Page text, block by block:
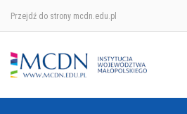
Przejdź do strony mcdn.edu.pl
Ośrodek w
Ośrodek w